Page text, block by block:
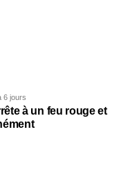
6 jours
à un feu rouge et